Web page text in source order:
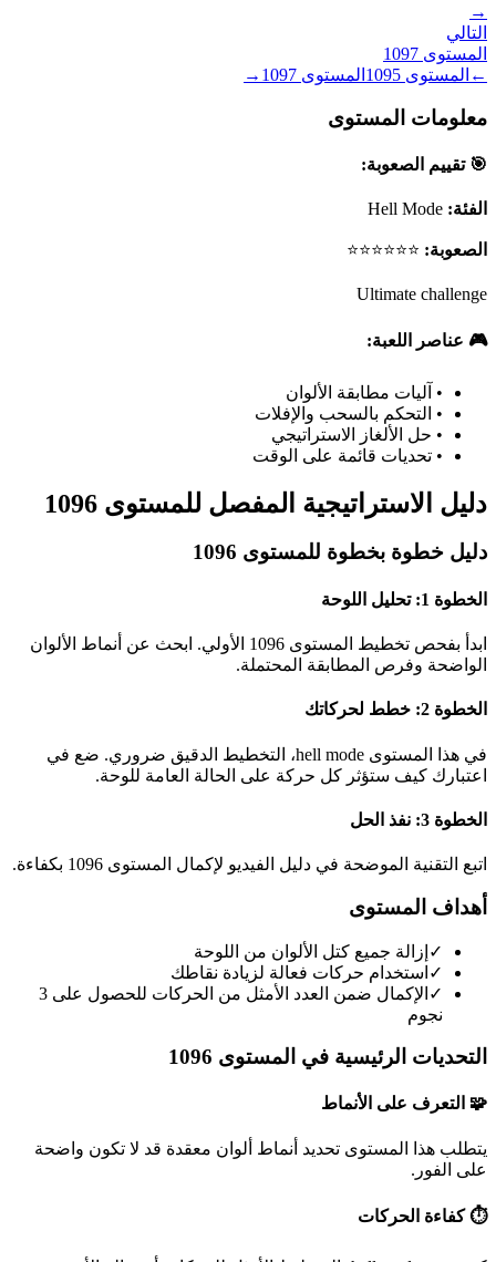
→
التالي
المستوى 1097
← المستوى 1095 المستوى 1097
→
معلومات المستوى
🎯 تقييم الصعوبة:
الفئة: Hell Mode
الصعوبة: ⭐⭐⭐⭐⭐⭐
Ultimate challenge
🎮 عناصر اللعبة:
• آليات مطابقة الألوان
• التحكم بالسحب والإفلات
• حل الألغاز الاستراتيجي
• تحديات قائمة على الوقت
دليل الاستراتيجية المفصل للمستوى 1096
دليل خطوة بخطوة للمستوى 1096
الخطوة 1: تحليل اللوحة
ابدأ بفحص تخطيط المستوى 1096 الأولي. ابحث عن أنماط الألوان
الواضحة وفرص المطابقة المحتملة.
الخطوة 2: خطط لحركاتك
في هذا المستوى hell mode، التخطيط الدقيق ضروري. ضع في
اعتبارك كيف ستؤثر كل حركة على الحالة العامة للوحة.
الخطوة 3: نفذ الحل
اتبع التقنية الموضحة في دليل الفيديو لإكمال المستوى 1096 بكفاءة.
أهداف المستوى
✓ إزالة جميع كتل الألوان من اللوحة
✓ استخدام حركات فعالة لزيادة نقاطك
✓
الإكمال ضمن العدد الأمثل من الحركات للحصول على 3
نجوم
التحديات الرئيسية في المستوى 1096
🧩 التعرف على الأنماط
يتطلب هذا المستوى تحديد أنماط ألوان معقدة قد لا تكون واضحة
على الفور.
⏱️ كفاءة الحركات